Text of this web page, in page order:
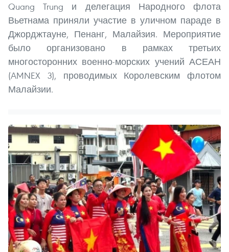
Quang Trung и делегация Народного флота
Вьетнама приняли участие в уличном параде в
Джорджтауне, Пенанг, Малайзия. Мероприятие
было организовано в рамках третьих
многосторонних военно-морских учений АСЕАН
(AMNEX 3), проводимых Королевским флотом
Малайзии.